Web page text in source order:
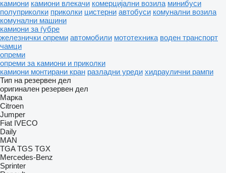
камиони камиони влекачи комерцијални возила минибуси
полуприколки приколки цистерни автобуси комунални возила
комунални машини
камиони за ѓубре
железнички опреми автомобили мототехника воден транспорт
чамци
опреми
опреми за камиони и приколки
камиони монтирани кран разладни уреди хидраулични рампи
Тип на резервен дел
оригинален резервен дел
Марка
Citroen
Jumper
Fiat IVECO
Daily
MAN
TGA TGS TGX
Mercedes-Benz
Sprinter